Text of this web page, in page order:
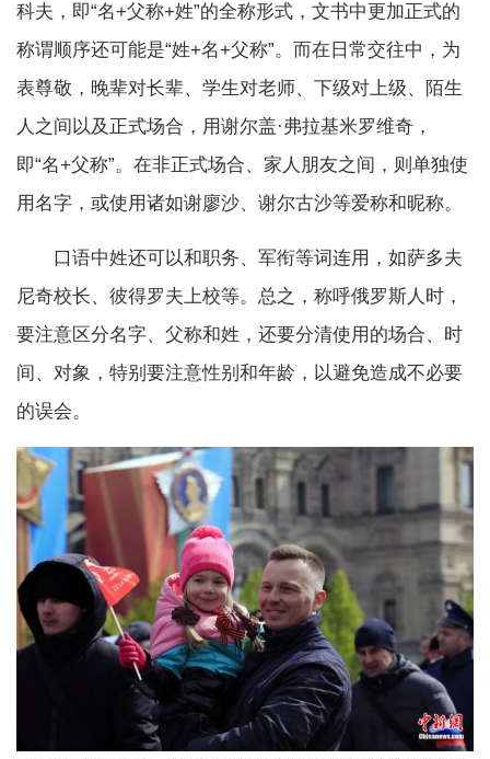
科夫，即“名+父称+姓”的全称形式，文书中更加正式的
称谓顺序还可能是“姓+名+父称”。而在日常交往中，为
表尊敬，晚辈对长辈、学生对老师、下级对上级、陌生
人之间以及正式场合，用谢尔盖·弗拉基米罗维奇，
即“名+父称”。在非正式场合、家人朋友之间，则单独使
用名字，或使用诸如谢廖沙、谢尔古沙等爱称和昵称。
口语中姓还可以和职务、军衔等词连用，如萨多夫
尼奇校长、彼得罗夫上校等。总之，称呼俄罗斯人时，
要注意区分名字、父称和姓，还要分清使用的场合、时
间、对象，特别要注意性别和年龄，以避免造成不必要
的误会。